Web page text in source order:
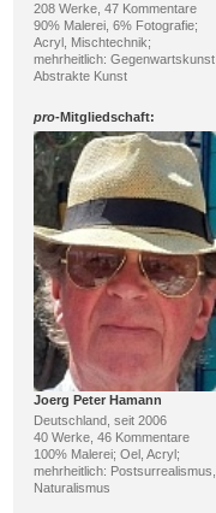
208 Werke, 47 Kommentare
90% Malerei, 6% Fotografie;
Acryl, Mischtechnik;
mehrheitlich: Gegenwartskunst,
Abstrakte Kunst
pro-Mitgliedschaft:
Joerg Peter Hamann
Deutschland, seit 2006
40 Werke, 46 Kommentare
100% Malerei; Oel, Acryl;
mehrheitlich: Postsurrealismus,
Naturalismus